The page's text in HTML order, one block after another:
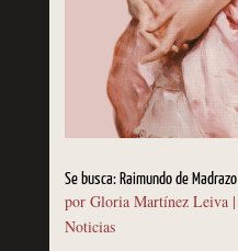
Se busca: Raimundo de Madrazo
por Gloria Martínez Leiva|
Noticias